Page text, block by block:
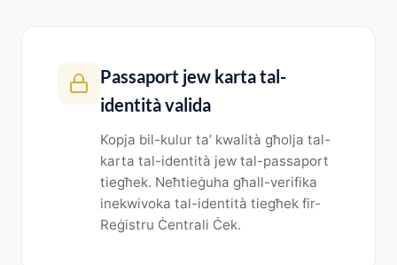
Passaport jew karta tal-
identità valida
Kopja bil-kulur ta’ kwalità għolja tal-
karta tal-identità jew tal-passaport
tiegħek. Neħtieġuha għall-verifika
inekwivoka tal-identità tiegħek fir-
Reġistru Ċentrali Ċek.